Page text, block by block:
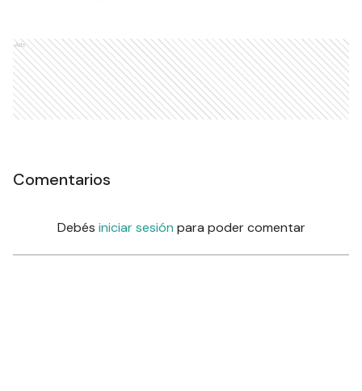
Ads
Comentarios
Debés iniciar sesión para poder comentar